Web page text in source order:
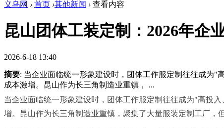
义乌网 › 首页 ›其他新闻 › 查看内容
昆山团体工装定制：2026年企
2026-6-18 13:40
摘要: 当企业面临统一形象建设时，团体工作服定制往往成为"
成本激增。昆山作为长三角制造业重镇， ...
当企业面临统一形象建设时，团体工作服定制往往成为"高投
增。昆山作为长三角制造业重镇，聚集了大量服装定制工厂，